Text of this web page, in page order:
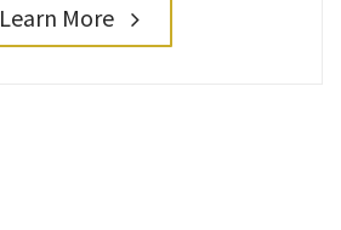
Learn More